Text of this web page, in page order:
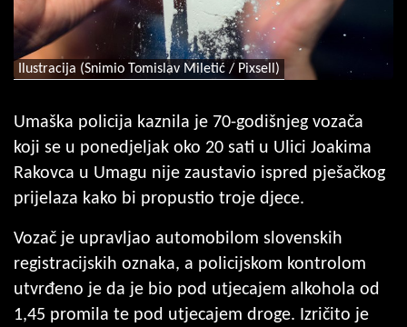
Ilustracija (Snimio Tomislav Miletić / Pixsell)
Umaška policija kaznila je 70-godišnjeg vozača
koji se u ponedjeljak oko 20 sati u Ulici Joakima
Rakovca u Umagu nije zaustavio ispred pješačkog
prijelaza kako bi propustio troje djece.
Vozač je upravljao automobilom slovenskih
registracijskih oznaka, a policijskom kontrolom
utvrđeno je da je bio pod utjecajem alkohola od
1,45 promila te pod utjecajem droge. Izričito je